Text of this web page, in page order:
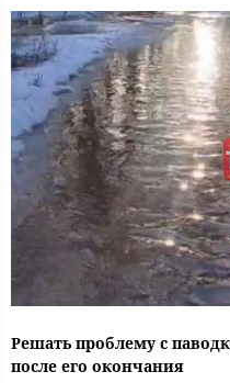
Решать проблему с
после его окончания